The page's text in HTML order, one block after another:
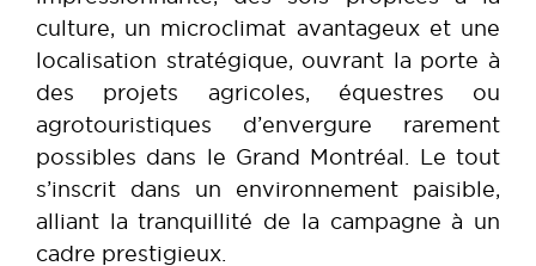
culture, un microclimat avantageux et une
localisation stratégique, ouvrant la porte à
des projets agricoles, équestres ou
agrotouristiques d’envergure rarement
possibles dans le Grand Montréal. Le tout
s’inscrit dans un environnement paisible,
alliant la tranquillité de la campagne à un
cadre prestigieux.